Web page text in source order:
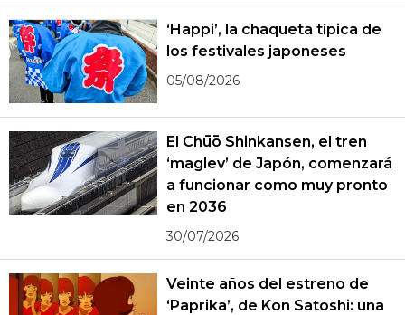
‘Happi’, la chaqueta típica de
los festivales japoneses
05/08/2026
El Chūō Shinkansen, el tren
‘maglev’ de Japón, comenzará
a funcionar como muy pronto
en 2036
30/07/2026
Veinte años del estreno de
‘Paprika’, de Kon Satoshi: una